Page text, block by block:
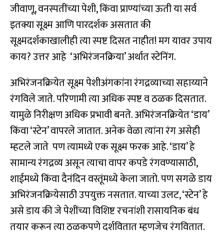
जीवाणू, वनस्पतींच्या पेशी, किंवा प्राण्यांच्या ऊती या सर्व
इतक्या सूक्ष्म आणि पारदर्शक असतात की
सूक्ष्मदर्शकाखालीही त्या स्पष्ट दिसत नाहीत! मग यावर उपाय
काय? उत्तर आहे ‘अभिरंजनक्रिया’ अर्थात स्टेनिंग.
अभिरंजनक्रियेत सूक्ष्म पेशीअंगकांना रंगद्रव्याच्या सहाय्याने
रंगविले जाते. परिणामी त्या अधिक स्पष्ट व ठळक दिसतात.
यामुळे निरीक्षण अधिक प्रभावी बनते. अभिरंजनक्रियेत ‘डाय’
किंवा ‘स्टेन’ वापरले जातात. अनेक वेळा त्यांना रंग असेही
म्हटले जाते पण त्यामध्ये एक सूक्ष्म फरक आहे. ‘डाय’ हे
सामान्य रंगद्रव्य असून त्याचा वापर कपडे रंगवण्यासाठी,
शाईमध्ये किंवा दैनंदिन वस्तूंमध्ये केला जातो. पण सगळे डाय
अभिरंजनक्रियेसाठी उपयुक्त नसतात. याच्या उलट, ‘स्टेन’ हे
असे डाय की जे पेशींच्या विशिष्ट रचनांशी रासायनिक बंध
तयार करून त्या ठळकपणे दर्शवितात म्हणजेच रंगवितात.